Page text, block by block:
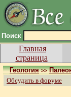
Поиск
Главная
страница
Геология >>
Обсудить в форуме